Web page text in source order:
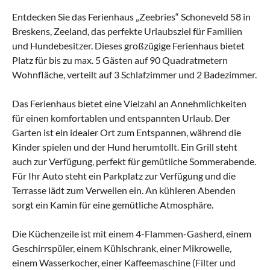
Entdecken Sie das Ferienhaus „Zeebries“ Schoneveld 58 in
Breskens, Zeeland, das perfekte Urlaubsziel für Familien
und Hundebesitzer. Dieses großzügige Ferienhaus bietet
Platz für bis zu max. 5 Gästen auf 90 Quadratmetern
Wohnfläche, verteilt auf 3 Schlafzimmer und 2 Badezimmer.
Das Ferienhaus bietet eine Vielzahl an Annehmlichkeiten
für einen komfortablen und entspannten Urlaub. Der
Garten ist ein idealer Ort zum Entspannen, während die
Kinder spielen und der Hund herumtollt. Ein Grill steht
auch zur Verfügung, perfekt für gemütliche Sommerabende.
Für Ihr Auto steht ein Parkplatz zur Verfügung und die
Terrasse lädt zum Verweilen ein. An kühleren Abenden
sorgt ein Kamin für eine gemütliche Atmosphäre.
Die Küchenzeile ist mit einem 4-Flammen-Gasherd, einem
Geschirrspüler, einem Kühlschrank, einer Mikrowelle,
einem Wasserkocher, einer Kaffeemaschine (Filter und